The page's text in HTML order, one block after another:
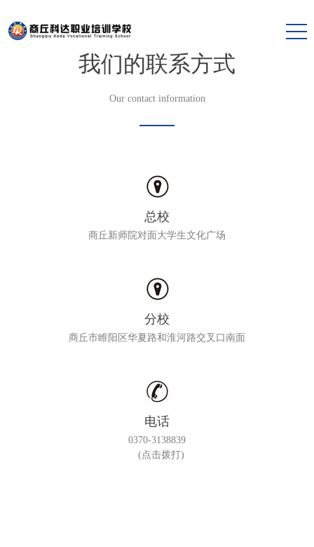
我们的联系方式
Our contact information
总校
商丘新师院对面大学生文化广场
分校
商丘市睢阳区华夏路和淮河路交叉口南面
电话
0370-3138839
(点击拨打)